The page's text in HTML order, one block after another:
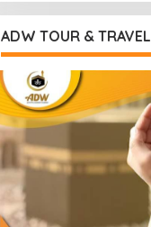
ADW TOUR & TRAVEL